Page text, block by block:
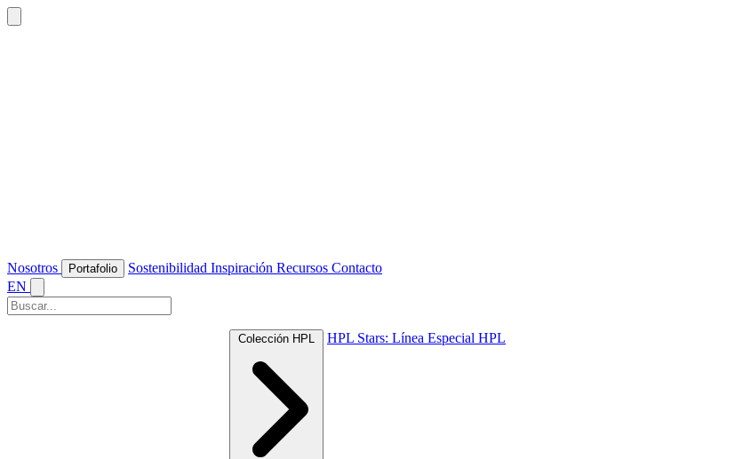
Nosotros Portafolio Sostenibilidad Inspiración Recursos Contacto
EN
Colección HPL HPL Stars: Línea Especial HPL